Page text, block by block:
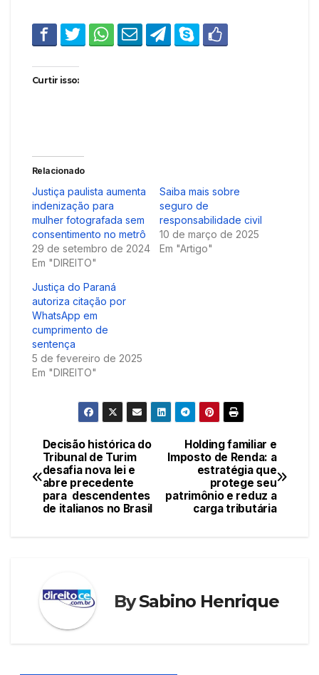
Curtir isso:
Relacionado
Justiça paulista aumenta
indenização para
mulher fotografada sem
consentimento no metrô
29 de setembro de 2024
Em "DIREITO"
Saiba mais sobre
seguro de
responsabilidade civil
10 de março de 2025
Em "Artigo"
Justiça do Paraná
autoriza citação por
WhatsApp em
cumprimento de
sentença
5 de fevereiro de 2025
Em "DIREITO"
Navegação
de
Post
Holding familiar e
Imposto de Renda: a
estratégia que
protege seu
patrimônio e reduz a
carga tributária
Decisão histórica do
Tribunal de Turim
desafia nova lei e
abre precedente
para descendentes
de italianos no Brasil
BySabino Henrique